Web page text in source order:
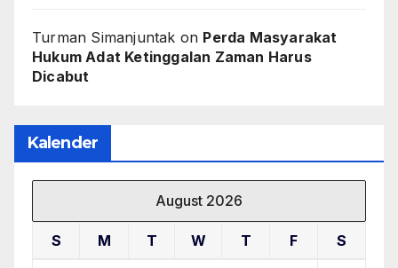
Turman Simanjuntak on Perda Masyarakat
Hukum Adat Ketinggalan Zaman Harus
Dicabut
Kalender
August 2026
S M T W T F S